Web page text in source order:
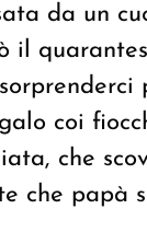
da un
il
coi
che
che